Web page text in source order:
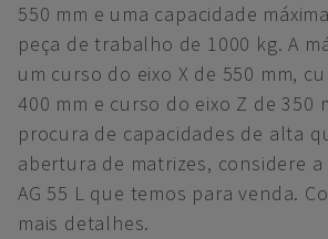
550 mm e uma capacidade
peça de trabalho de 1000 kg. A
um curso do eixo X de 550 mm,
400 mm e curso do eixo Z de 350
procura de capacidades de alta
abertura de matrizes, considere
AG 55 L que temos para venda.
mais detalhes.